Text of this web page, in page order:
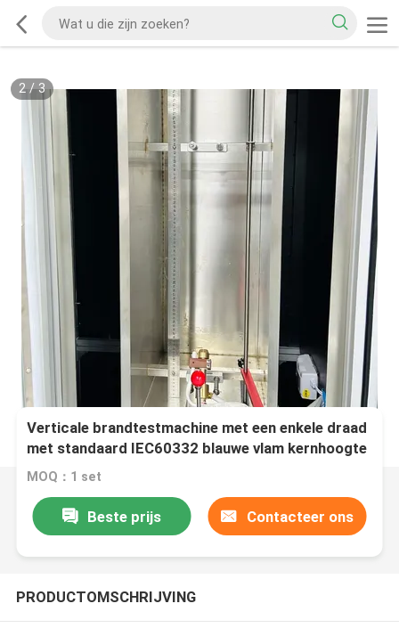
2/3
Verticale brandtestmachine met een enkele draad
met standaard IEC60332 blauwe vlam kernhoogte
46~78mm
MOQ：1 set
Beste prijs Contacteer ons
PRODUCTOMSCHRIJVING